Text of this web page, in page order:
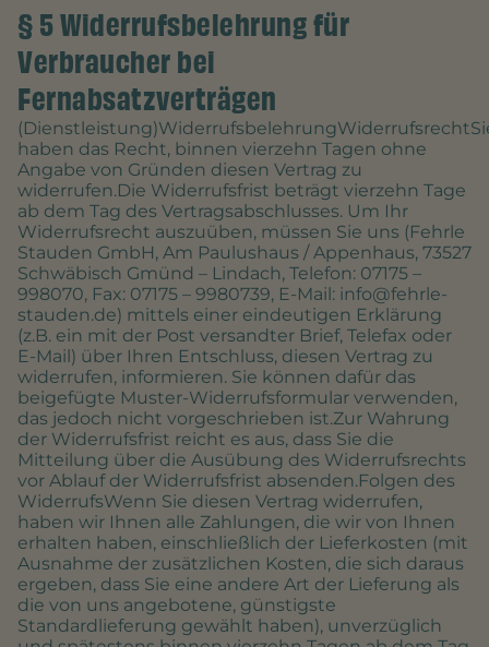
§ 5 Widerrufsbelehrung für
Verbraucher bei
Fernabsatzverträgen
haben das Recht, binnen vierzehn Tagen ohne
Angabe von Gründen diesen Vertrag zu
widerrufen.Die Widerrufsfrist beträgt vierzehn Tage
ab dem Tag des Vertragsabschlusses. Um Ihr
Widerrufsrecht auszuüben, müssen Sie uns (Fehrle
Stauden GmbH, Am Paulushaus / Appenhaus, 73527
Schwäbisch Gmünd – Lindach, Telefon: 07175 –
998070, Fax: 07175 – 9980739, E-Mail: info@fehrle-
stauden.de) mittels einer eindeutigen Erklärung
(z.B. ein mit der Post versandter Brief, Telefax oder
E-Mail) über Ihren Entschluss, diesen Vertrag zu
widerrufen, informieren. Sie können dafür das
beigefügte Muster-Widerrufsformular verwenden,
das jedoch nicht vorgeschrieben ist.Zur Wahrung
der Widerrufsfrist reicht es aus, dass Sie die
Mitteilung über die Ausübung des Widerrufsrechts
vor Ablauf der Widerrufsfrist absenden.Folgen des
WiderrufsWenn Sie diesen Vertrag widerrufen,
haben wir Ihnen alle Zahlungen, die wir von Ihnen
erhalten haben, einschließlich der Lieferkosten (mit
Ausnahme der zusätzlichen Kosten, die sich daraus
ergeben, dass Sie eine andere Art der Lieferung als
die von uns angebotene, günstigste
Standardlieferung gewählt haben), unverzüglich